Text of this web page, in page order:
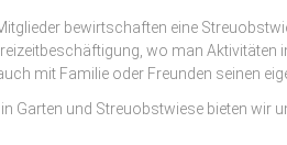
bewirtschaften eine
wo man
mit Familie oder Freunden seinen
in Garten und Streuobstwiese bieten wir